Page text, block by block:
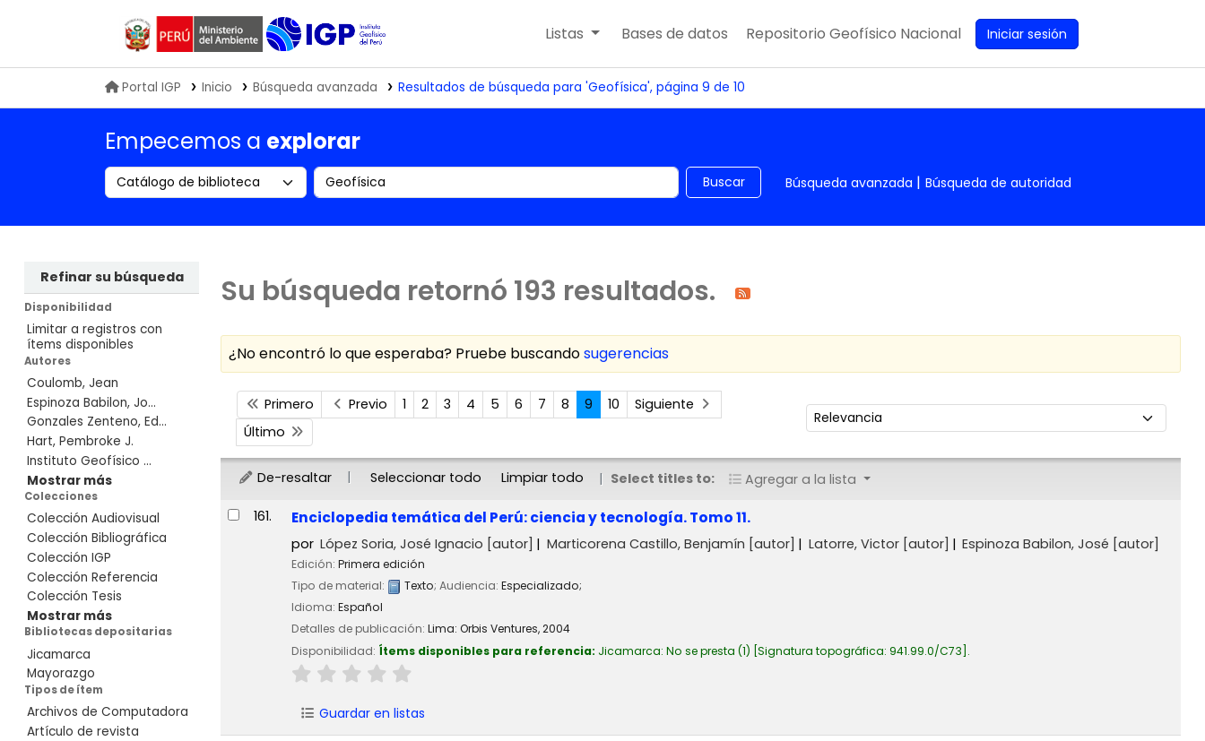
Biblioteca IGP
Listas Bases de datos Repositorio Geofísico Nacional Iniciar sesión
Portal IGP Inicio Búsqueda avanzada Resultados de búsqueda para 'Geofísica', página 9 de 10
Empecemos a explorar
Search the catalog by: Buscar en el catálogo por palabra clave Buscar Búsqueda avanzada Búsqueda de autoridad
Refinar su búsqueda
Disponibilidad
Limitar a registros con
ítems disponibles
Autores
Coulomb, Jean
Espinoza Babilon, Jo...
Gonzales Zenteno, Ed...
Hart, Pembroke J.
Instituto Geofísico ...
Mostrar más
Colecciones
Colección Audiovisual
Colección Bibliográfica
Colección IGP
Colección Referencia
Colección Tesis
Mostrar más
Bibliotecas depositarias
Jicamarca
Mayorazgo
Tipos de ítem
Archivos de Computadora
Artículo de revista
Su búsqueda retornó 193 resultados.
¿No encontró lo que esperaba? Pruebe buscandosugerencias
Ordenar
Primero Previo 1 2 3 4 5 6 7 8 9 10
Siguiente
Último
Ordenar por:
De-resaltar Seleccionar todo Limpiar todo Select titles to: Agregar a la lista
Resultados
161. Enciclopedia temática del Perú: ciencia y tecnología. Tomo 11.
por López Soria, José Ignacio [autor] Marticorena Castillo, Benjamín [autor] Latorre, Victor[autor] Espinoza Babilon, José [autor]
Edición: Primera edición
Tipo de material:
Texto; Audiencia: Especializado;
Idioma: Español
Detalles de publicación: Lima: Orbis Ventures,2004
Disponibilidad: Ítems disponibles para referencia: Jicamarca: No se presta (1) Signatura topográfica: 941.99.0/C73 .
Guardar en listas